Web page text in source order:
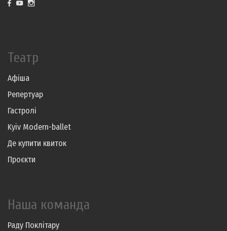
Театр
Афіша
Репертуар
Гастролі
Kyiv Modern-ballet
Де купити квиток
Проєкти
Наша команда
Раду Поклітару